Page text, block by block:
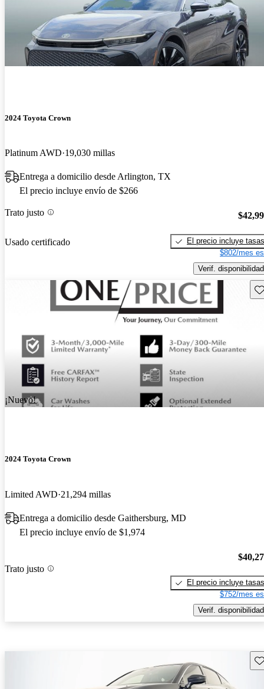
2024 Toyota Crown
Platinum AWD 19,030 millas
Entrega a domicilio desde Arlington, TX
El precio incluye envío de $266
Trato justo
Usado certificado
El precio incluye tasas
$802/mes
Verif. disponibilidad
¡Nuevo!
2024 Toyota Crown
Limited AWD 21,294 millas
Entrega a domicilio desde Gaithersburg, MD
El precio incluye envío de $1,974
Trato justo
El precio incluye tasas
$752/mes
Verif. disponibilidad